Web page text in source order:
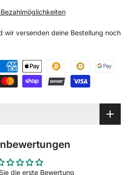
wir versenden deine Bestellung noch
die erste Bewertung